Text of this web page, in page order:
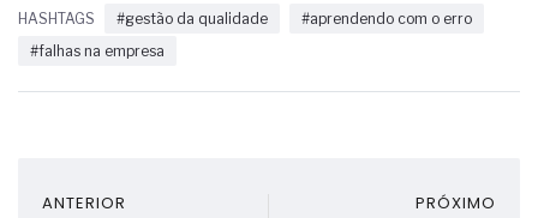
HASHTAGS #gestão da qualidade
#aprendendo com o erro
#falhas na empresa
ANTERIOR PRÓXIMO